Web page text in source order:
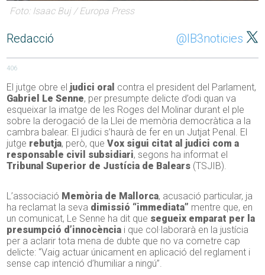
Foto: Isaac Buj / Europa Press
Redacció @IB3noticies
406
El jutge obre el judici oral contra el president del Parlament,
Gabriel Le Senne, per presumpte delicte d’odi quan va
esqueixar la imatge de les Roges del Molinar durant el ple
sobre la derogació de la Llei de memòria democràtica a la
cambra balear. El judici s’haurà de fer en un Jutjat Penal. El
jutge rebutja, però, queVox sigui citat al judici com a
responsable civil subsidiari, segons ha informat el
Tribunal Superior de Justícia de Balears (TSJIB).
L’associació Memòria de Mallorca, acusació particular, ja
ha reclamat la seva dimissió “immediata” mentre que, en
un comunicat, Le Senne ha dit que segueix emparat per la
presumpció d’innocència i que col·laborarà en la justícia
per a aclarir tota mena de dubte que no va cometre cap
delicte: “Vaig actuar únicament en aplicació del reglament i
sense cap intenció d’humiliar a ningú”.